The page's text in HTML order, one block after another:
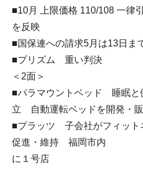
■10月 上限価格 110/108 一律
を反映
■国保連への請求5月は13日ま
■プリズム 重い判決
＜2面＞
■パラマウントベッド 睡眠と
立 自動運転ベッドを開発・
■プラッツ 子会社がフィッ
促進・維持 福岡市内
に１号店